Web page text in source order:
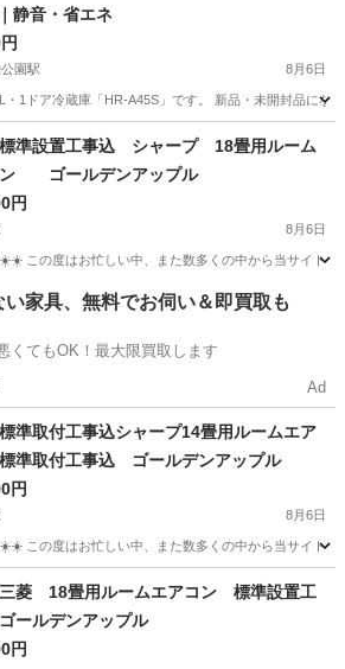
静音・省エネ
園駅 8月6日
1ドア冷蔵庫「HR-A45S」です。 新品・未開封品に
動物公園駅 キッチン家電 ハイセンス
準設置工事込 シャープ 18畳用ルーム
ン ゴールデンアップル
円
8月6日
お忙しい中、また数多くの中から当サイトを御閲
季節、空調家電 ゴールデン
い家具、無料でお伺い＆即買取も
くてもOK！最大限買取します
Ad
準取付工事込シャープ14畳用ルームエア
準取付工事込 ゴールデンアップル
円
8月6日
お忙しい中、また数多くの中から当サイトを御閲
駅 季節、空調家電
菱 18畳用ルームエアコン 標準設置工
ールデンアップル
円